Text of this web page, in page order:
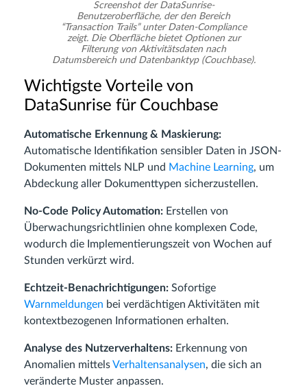
Screenshot der DataSunrise-
Benutzeroberfläche, der den Bereich
“Transaction Trails” unter Daten-Compliance
zeigt. Die Oberfläche bietet Optionen zur
Filterung von Aktivitätsdaten nach
Datumsbereich und Datenbanktyp (Couchbase).
Wichtigste Vorteile von
DataSunrise für Couchbase
Automatische Erkennung & Maskierung:
Automatische Identifikation sensibler Daten in JSON-
Dokumenten mittels NLP und Machine Learning, um
Abdeckung aller Dokumenttypen sicherzustellen.
No-Code Policy Automation: Erstellen von
Überwachungsrichtlinien ohne komplexen Code,
wodurch die Implementierungszeit von Wochen auf
Stunden verkürzt wird.
Echtzeit-Benachrichtigungen: Sofortige
Warnmeldungen bei verdächtigen Aktivitäten mit
kontextbezogenen Informationen erhalten.
Analyse des Nutzerverhaltens: Erkennung von
Anomalien mittelsVerhaltensanalysen, die sich an
veränderte Muster anpassen.